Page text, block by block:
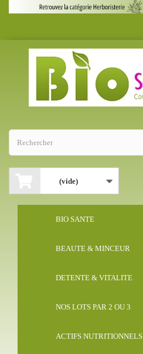
(vide)
BIO SANTE
BEAUTE & MINCEUR
DETENTE & VITALITE
NOS LOTS PAR 2 OU 3
ACTIFS NUTRITIONNELS